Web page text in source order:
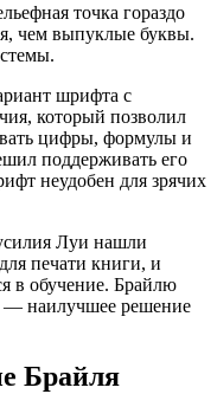
точка гораздо
чем выпуклые буквы.
шрифта с
который позволил
цифры, формулы и
поддерживать его
неудобен для зрячих
Луи нашли
печати книги, и
в обучение. Брайлю
— наилучшее решение
Брайля